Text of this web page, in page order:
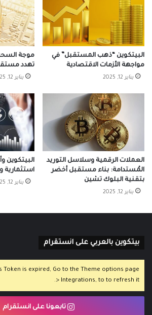
موجة السحب
تهدد
يناير 12, 2025
البيتكوين “ذهب المستقبل” في
مواجهة الأزمات الاقتصادية
يناير 12, 2025
يناير 12, 2025
العملات الرقمية وسلاسل التوريد
المُستدامة: بناء مستقبل أخضر
بتقنية البلوك تشين
يناير 12, 2025
بيتكوين بالعربي على انستقرام
Token is expired, Go to the Theme options page
> Integrations, to to refresh it.
تابعونا على انستقرام